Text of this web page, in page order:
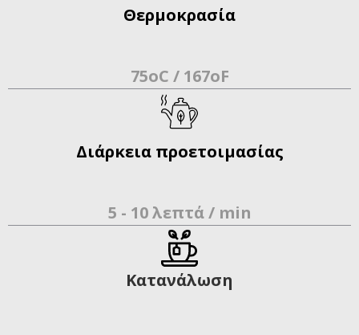
Θερμοκρασία
75oC / 167oF
Διάρκεια προετοιμασίας
5 - 10 λεπτά / min
Κατανάλωση